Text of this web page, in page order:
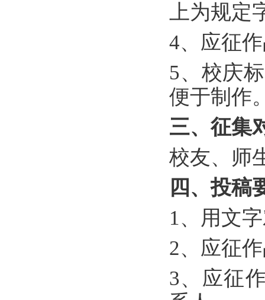
上为规定
4、应征
5、校庆
便于制作
三、征集
校友、师
四、投稿
1、用文
2、应征
3、应征